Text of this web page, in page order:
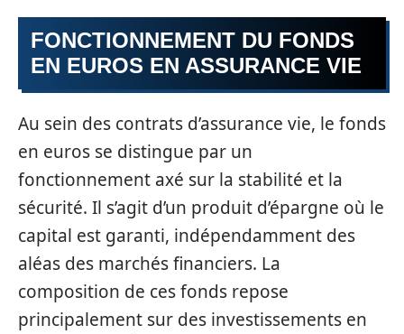
FONCTIONNEMENT DU FONDS
EN EUROS EN ASSURANCE VIE
Au sein des contrats d’assurance vie, le fonds
en euros se distingue par un
fonctionnement axé sur la stabilité et la
sécurité. Il s’agit d’un produit d’épargne où le
capital est garanti, indépendamment des
aléas des marchés financiers. La
composition de ces fonds repose
principalement sur des investissements en